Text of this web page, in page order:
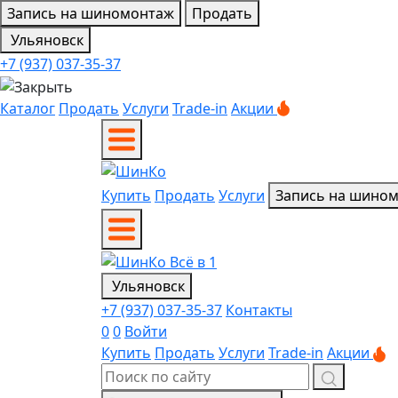
Запись на шиномонтаж
Продать
Ульяновск
+7 (937) 037-35-37
Каталог Продать Услуги Trade-in Акции
Купить Продать Услуги Запись на
Ульяновск
+7 (937) 037-35-37 Контакты
00 Войти
Купить Продать Услуги Trade-in Акции